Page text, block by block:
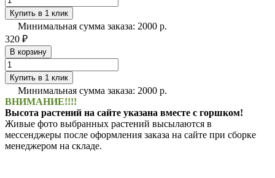
Купить в 1 клик
Минимальная сумма заказа: 2000 р.
320 ₽
В корзину
Купить в 1 клик
Минимальная сумма заказа: 2000 р.
ВНИМАНИЕ!!!!
Высота растений на сайте указана вместе с горшком!
Живые фото выбранных растений высылаются в
мессенджеры после оформления заказа на сайте при сборке
менеджером на складе.